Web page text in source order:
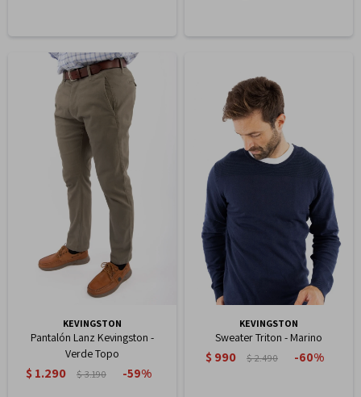
KEVINGSTON
Pantalón Lanz Kevingston -
Verde Topo
$ 1.290 $3.190 59
KEVINGSTON
Sweater Triton - Marino
$990 $2.490 60